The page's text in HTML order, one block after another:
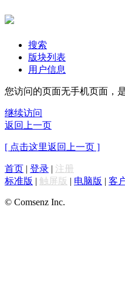
搜索
版块列表
用户信息
您访问的页面无手机页面，
继续访问
返回上一页
[ 点击这里返回上一页 ]
首页 | 登录 | 注册
标准版 | 触屏版 | 电脑版 | 客
© Comsenz Inc.